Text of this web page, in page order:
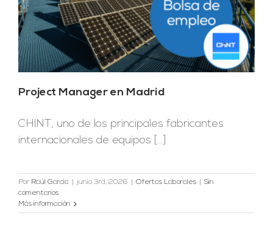
Project Manager en Madrid
CHINT, uno de los principales fabricantes
internacionales de equipos [...]
Por Raúl García junio 3rd, 2026 Ofertas Laborales
Sin
comentarios
Más información